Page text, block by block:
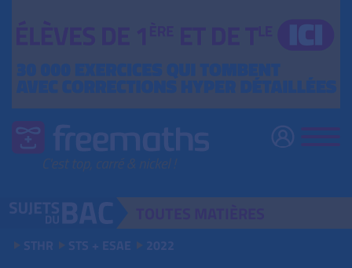
STHR STS + ESAE 2022